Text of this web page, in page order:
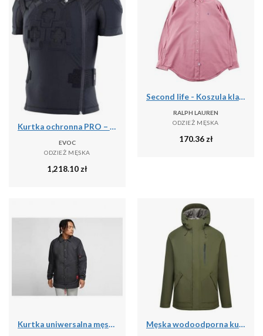
Kurtka ochronna PRO – LITESHIELD FLEX
EVOC
ODZIEŻ MĘSKA
1,218.10 zł
Second life - Koszula klasyczna męska jednolita - Stan bardzo dobry
RALPH LAUREN
ODZIEŻ MĘSKA
170.36zł
Kurtka uniwersalna męska Nike Kyrie Protect Męska wodoodporna kurtka Slyvan